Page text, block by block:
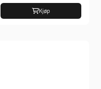
Kjøp